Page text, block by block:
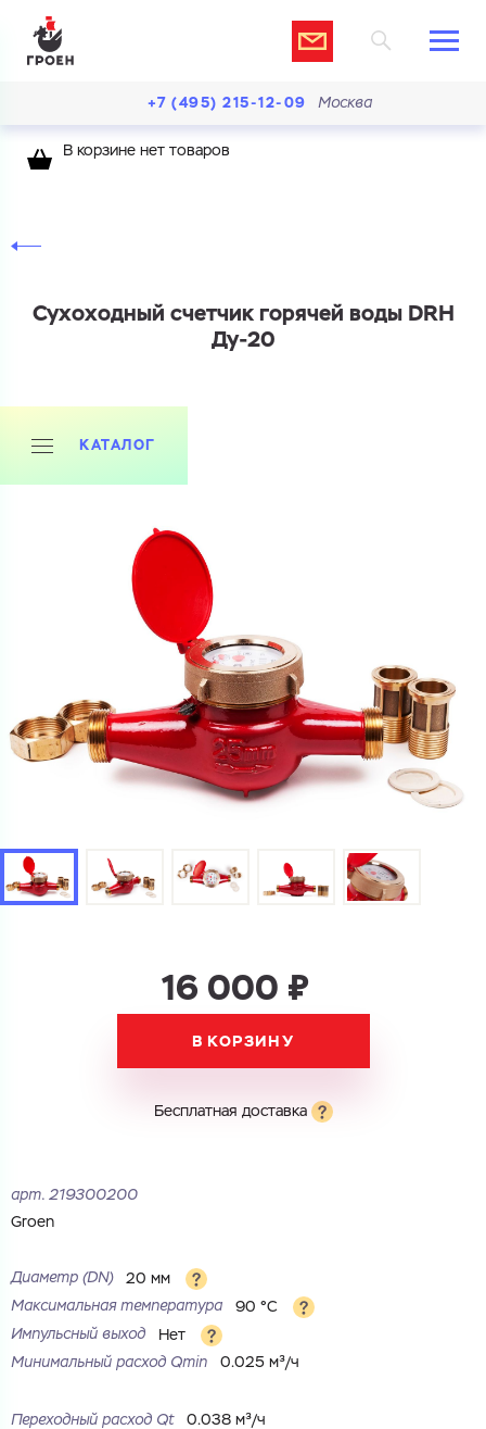
+7 (495) 215-12-09 Москва
В корзине нет товаров
Сухоходный счетчик горячей воды DRH
Ду-20
КАТАЛОГ
16 000 ₽
В КОРЗИНУ
Бесплатная доставка
арт. 219300200
Groen
Диаметр (DN)
20 мм
Максимальная температура
90 °С
Импульсный выход
Нет
Минимальный расход Qmin
0.025 м³/ч
Переходный расход Qt
0.038 м³/ч